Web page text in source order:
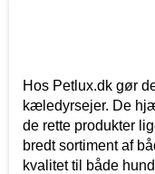
Hos Petlux.dk gør
kæledyrsejer. De
de rette produkter
bredt sortiment af
kvalitet til både